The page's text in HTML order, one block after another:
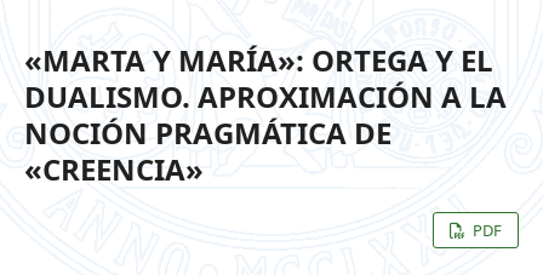
«MARTA Y MARÍA»: ORTEGA Y EL
DUALISMO. APROXIMACIÓN A LA
NOCIÓN PRAGMÁTICA DE
«CREENCIA»
PDF